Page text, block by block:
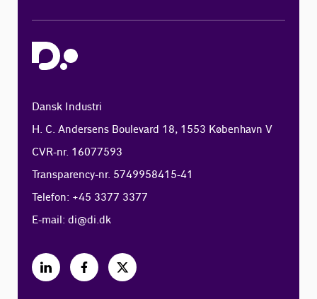
Dansk Industri
H. C. Andersens Boulevard 18, 1553 København V
CVR-nr. 16077593
Transparency-nr. 5749958415-41
Telefon: +45 3377 3377
E-mail:di@di.dk